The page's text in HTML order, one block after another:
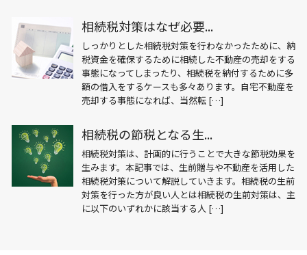
相続税対策はなぜ必要...
しっかりとした相続税対策を行わなかったために、納
税資金を確保するために相続した不動産の売却をする
事態になってしまったり、相続税を納付するために多
額の借入をするケースも多々あります。自宅不動産を
売却する事態になれば、当然転 […]
相続税の節税となる生...
相続税対策は、計画的に行うことで大きな節税効果を
生みます。本記事では、生前贈与や不動産を活用した
相続税対策について解説していきます。相続税の生前
対策を行った方が良い人とは相続税の生前対策は、主
に以下のいずれかに該当する人 […]